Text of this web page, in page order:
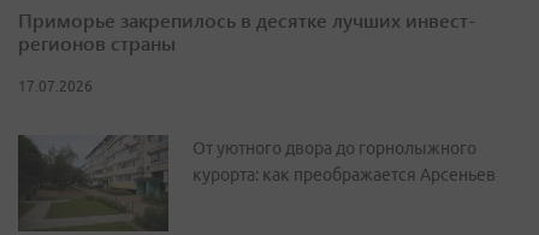
Приморье закрепилось в десятке лучших инвест-
регионов страны
17.07.2026
От уютного двора до горнолыжного
курорта: как преображается Арсеньев